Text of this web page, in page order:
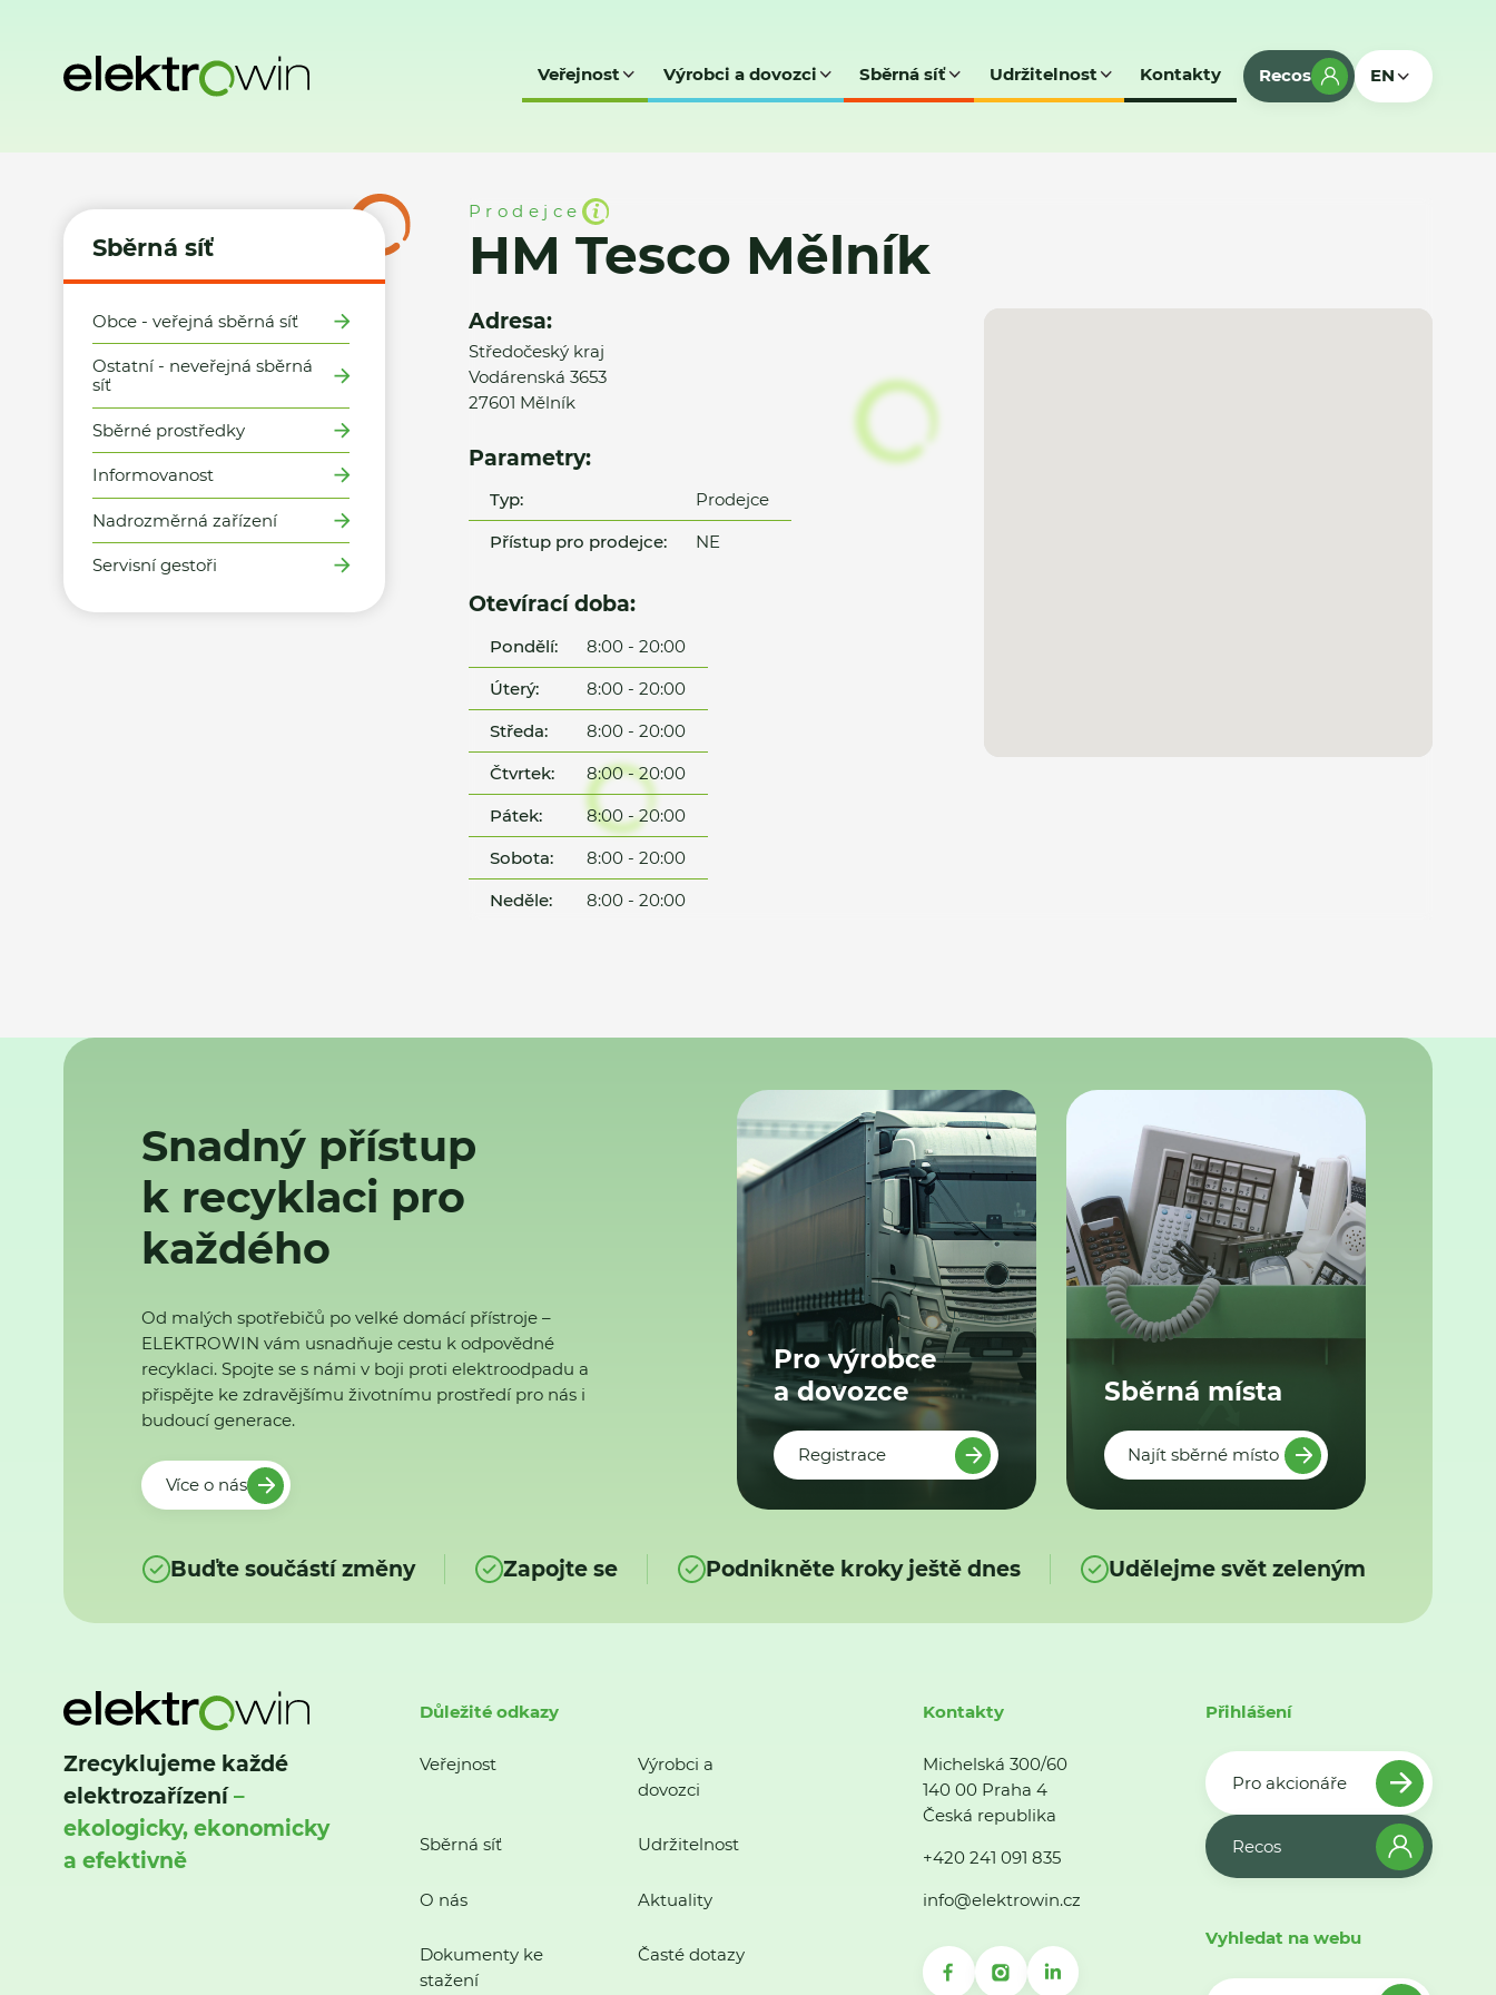
Veřejnost Výrobci a dovozci Sběrná síť Udržitelnost Kontakty Recos EN
Sběrná síť
Obce - veřejná sběrná síť
Ostatní - neveřejná sběrná
síť
Sběrné prostředky
Informovanost
Nadrozměrná zařízení
Servisní gestoři
Prodejce
HM Tesco Mělník
Adresa:
Středočeský kraj
Vodárenská 3653
27601 Mělník
Parametry:
Typ:
Prodejce
Přístup pro prodejce:
NE
Otevírací doba:
Pondělí:
8:00 - 20:00
Úterý:
8:00 - 20:00
Středa:
8:00 - 20:00
Čtvrtek:
8:00 - 20:00
Pátek:
8:00 - 20:00
Sobota:
8:00 - 20:00
Neděle:
8:00 - 20:00
Snadný přístup
k recyklaci pro
každého
Od malých spotřebičů po velké domácí přístroje –
ELEKTROWIN vám usnadňuje cestu k odpovědné
recyklaci. Spojte se s námi v boji proti elektroodpadu a
přispějte ke zdravějšímu životnímu prostředí pro nás i
budoucí generace.
Více o nás
Pro výrobce
a dovozce
Registrace
Sběrná místa
Najít sběrné místo
Buďte součástí změny Zapojte se Podnikněte kroky ještě dnes Udělejme svět zeleným
Zrecyklujeme každé
elektrozařízení–
ekologicky, ekonomicky
a efektivně
Důležité odkazy
Veřejnost
Výrobci a
dovozci
Sběrná síť Udržitelnost
O nás Aktuality
Dokumenty ke
stažení
Časté dotazy
Kontakty
Michelská 300/60
140 00 Praha 4
Česká republika
+420 241 091 835
info@elektrowin.cz
Přihlášení
Pro akcionáře
Recos
Vyhledat na webu